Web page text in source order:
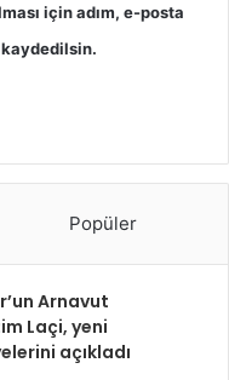
için adım, e-posta
kaydedilsin.
Popüler
Arnavut
Laçi, yeni
açıkladı